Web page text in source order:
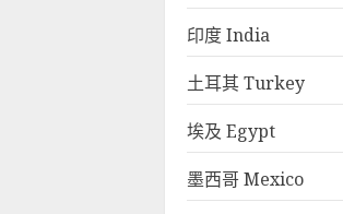
印度 India
土耳其 Turkey
埃及 Egypt
墨西哥 Mexico